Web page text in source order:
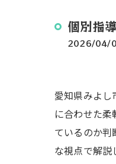
個別指
2026/04/
愛知県みよ
に合わせた
ているのか
な視点で解説